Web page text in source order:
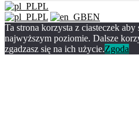
PL
PL
EN
Ta strona korzysta z ciasteczek aby
najwyższym poziomie. Dalsze
zgadzasz się na ich użycie.Zgoda